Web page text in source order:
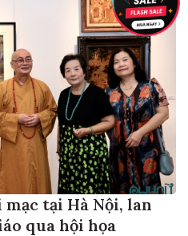
mạc tại Hà Nội, lan
qua hội họa